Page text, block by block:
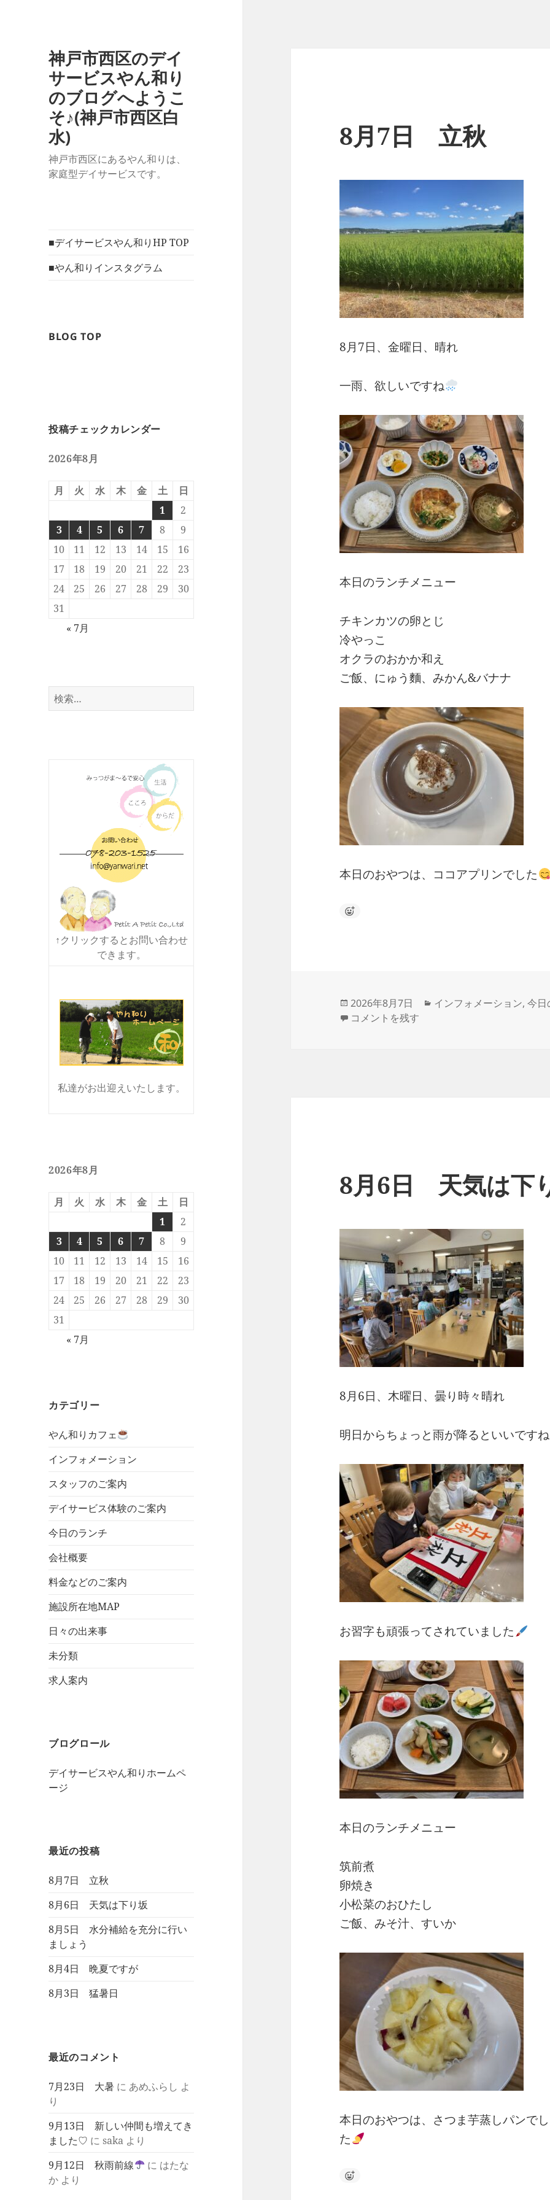
神戸市西区のデイ
サービスやん和り
のブログへようこ
そ♪(神戸市西区白
水)
神戸市西区にあるやん和りは、
家庭型デイサービスです。
■デイサービスやん和りHP TOP
■やん和りインスタグラム
BLOG TOP
投稿チェックカレンダー
2026年8月
月 火 水 木 金 土
日
1
2
3
4 5 6 7 8
9
10
11 12 13 14 15
16
17
18 19 20 21 22
23
24
25 26 27 28 29
30
31
« 7月
検
索:
↑クリックするとお問い合わせ
できます。
私達がお出迎えいたします。
2026年8月
月 火 水 木 金 土
日
1
2
3
4 5 6 7 8
9
10
11 12 13 14 15
16
17
18 19 20 21 22
23
24
25 26 27 28 29
30
31
« 7月
カテゴリー
やん和りカフェ
インフォメーション
スタッフのご案内
デイサービス体験のご案内
今日のランチ
会社概要
料金などのご案内
施設所在地MAP
日々の出来事
未分類
求人案内
ブログロール
デイサービスやん和りホームペ
ージ
最近の投稿
8月7日 立秋
8月6日 天気は下り坂
8月5日 水分補給を充分に行い
ましょう
8月4日 晩夏ですが
8月3日 猛暑日
最近のコメント
7月23日 大暑 に あめふらし よ
り
9月13日 新しい仲間も増えてき
ました♡ にsaka より
9月12日 秋雨前線
に はたな
か より
8月7日 立秋
8月7日、金曜日、晴れ
一雨、欲しいですね
本日のランチメニュー
チキンカツの卵とじ
冷やっこ
オクラのおかか和え
ご飯、にゅう麵、みかん&バナナ
本日のおやつは、ココアプリンでした
投
稿
2026年8月7日
カ
インフォメーション,今日
8月7日 立秋 に
コメントを残す
8月6日 天気は下
8月6日、木曜日、曇り時々晴れ
明日からちょっと雨が降るといいですね
お習字も頑張ってされていました
本日のランチメニュー
筑前煮
卵焼き
小松菜のおひたし
ご飯、みそ汁、すいか
本日のおやつは、さつま芋蒸しパンでし
た